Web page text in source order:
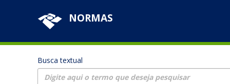
NORMAS
Busca textual